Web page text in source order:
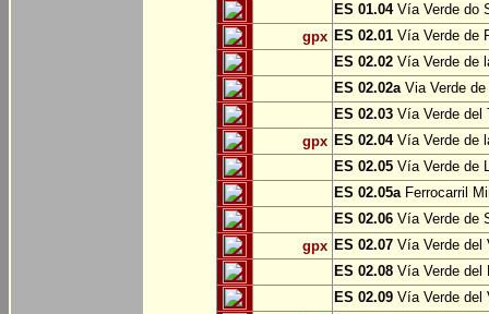
ES 01.04Vía Verde do
gpx ES 02.01 Vía Verde de
ES 02.02 Vía Verde de
ES 02.02aVia Verde de
ES 02.03 Vía Verde del
gpx ES 02.04Vía Verde de
ES 02.05 Vía Verde de
ES 02.05aFerrocarril
ES 02.06 Vía Verde de
gpx ES 02.07 Vía Verde del
ES 02.08 Vía Verde del
ES 02.09 Vía Verde del